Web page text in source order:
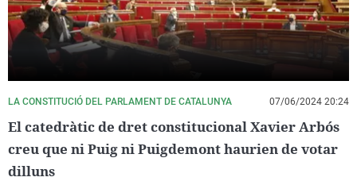
LA CONSTITUCIÓ DEL PARLAMENT DE CATALUNYA 07/06/2024 20:24
El catedràtic de dret constitucional Xavier Arbós
creu que ni Puig ni Puigdemont haurien de votar
dilluns